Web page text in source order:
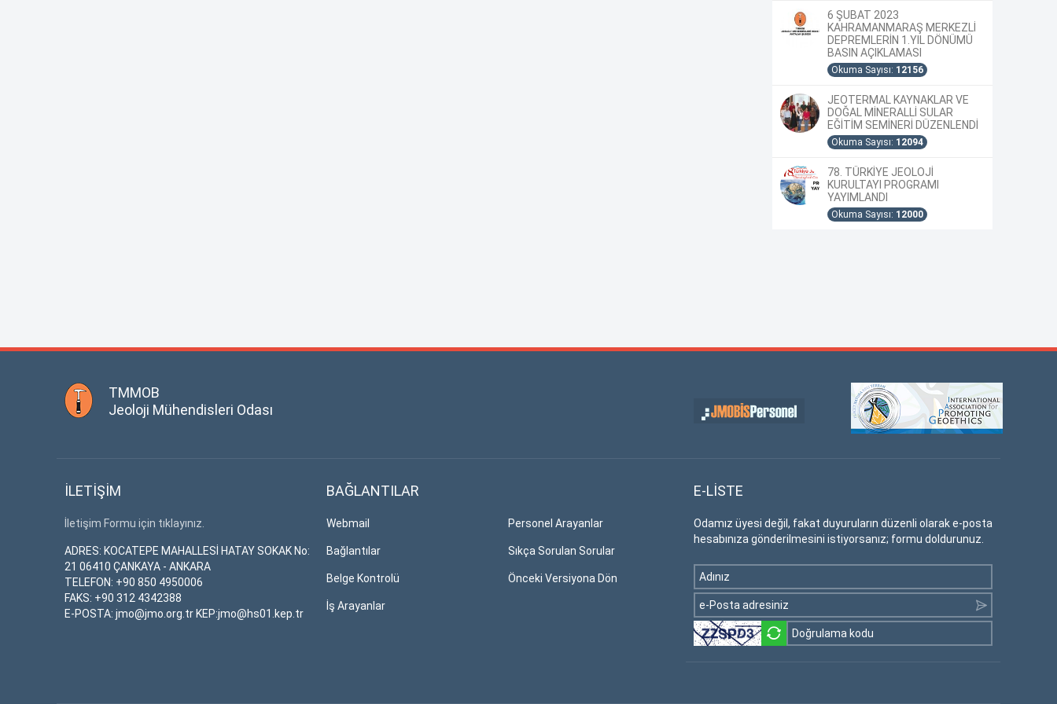
6 ŞUBAT 2023
KAHRAMANMARAŞ MERKEZLİ
DEPREMLERİN 1.YIL DÖNÜMÜ
BASIN AÇIKLAMASI
Okuma Sayısı: 12156
JEOTERMAL KAYNAKLAR VE
DOĞAL MİNERALLİ SULAR
EĞİTİM SEMİNERİ DÜZENLENDİ
Okuma Sayısı: 12094
78. TÜRKİYE JEOLOJİ
KURULTAYI PROGRAMI
YAYIMLANDI
Okuma Sayısı: 12000
TMMOB
Jeoloji Mühendisleri Odası
İLETİŞİM
İletişim Formu için tıklayınız.
ADRES: KOCATEPE MAHALLESİ HATAY SOKAK No:
21 06410 ÇANKAYA - ANKARA
TELEFON: +90 850 4950006
FAKS: +90 312 4342388
E-POSTA: jmo@jmo.org.tr KEP:jmo@hs01.kep.tr
BAĞLANTILAR
Webmail
Bağlantılar
Belge Kontrolü
İş Arayanlar
Personel Arayanlar
Sıkça Sorulan Sorular
Önceki Versiyona Dön
E-LİSTE
Odamız üyesi değil, fakat duyuruların düzenli olarak e-posta
hesabınıza gönderilmesini istiyorsanız; formu doldurunuz.